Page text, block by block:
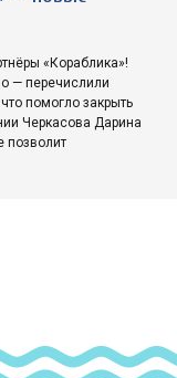
«Кораблика»!
— перечислили
помогло закрыть
Черкасова Дарина
позволит